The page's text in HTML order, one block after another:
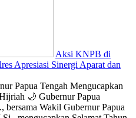
Aksi KNPB di
Apresiasi Sinergi Aparat dan